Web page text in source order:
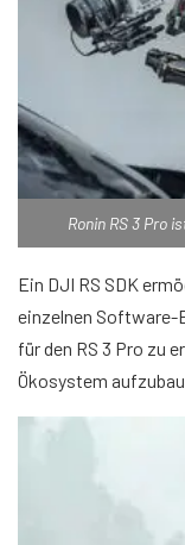
Ronin RS 3 Pro
Ein DJI RS SDK
einzelnen Software-
für den RS 3 Pro zu
Ökosystem